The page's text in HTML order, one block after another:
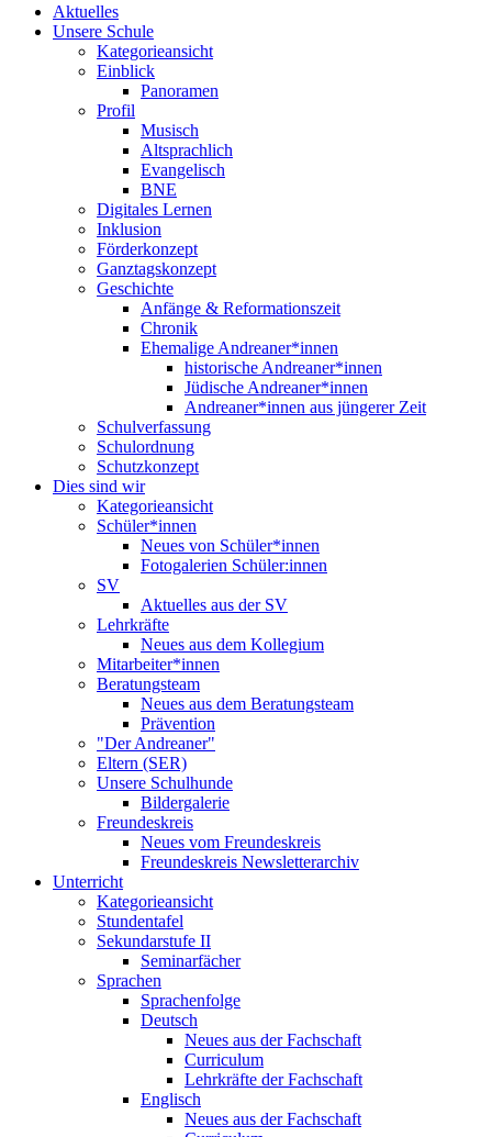
Aktuelles
Unsere Schule
Kategorieansicht
Einblick
Panoramen
Profil
Musisch
Altsprachlich
Evangelisch
BNE
Digitales Lernen
Inklusion
Förderkonzept
Ganztagskonzept
Geschichte
Anfänge & Reformationszeit
Chronik
Ehemalige Andreaner*innen
historische Andreaner*innen
Jüdische Andreaner*innen
Andreaner*innen aus jüngerer Zeit
Schulverfassung
Schulordnung
Schutzkonzept
Dies sind wir
Kategorieansicht
Schüler*innen
Neues von Schüler*innen
Fotogalerien Schüler:innen
SV
Aktuelles aus der SV
Lehrkräfte
Neues aus dem Kollegium
Mitarbeiter*innen
Beratungsteam
Neues aus dem Beratungsteam
Prävention
"Der Andreaner"
Eltern (SER)
Unsere Schulhunde
Bildergalerie
Freundeskreis
Neues vom Freundeskreis
Freundeskreis Newsletterarchiv
Unterricht
Kategorieansicht
Stundentafel
Sekundarstufe II
Seminarfächer
Sprachen
Sprachenfolge
Deutsch
Neues aus der Fachschaft
Curriculum
Lehrkräfte der Fachschaft
Englisch
Neues aus der Fachschaft